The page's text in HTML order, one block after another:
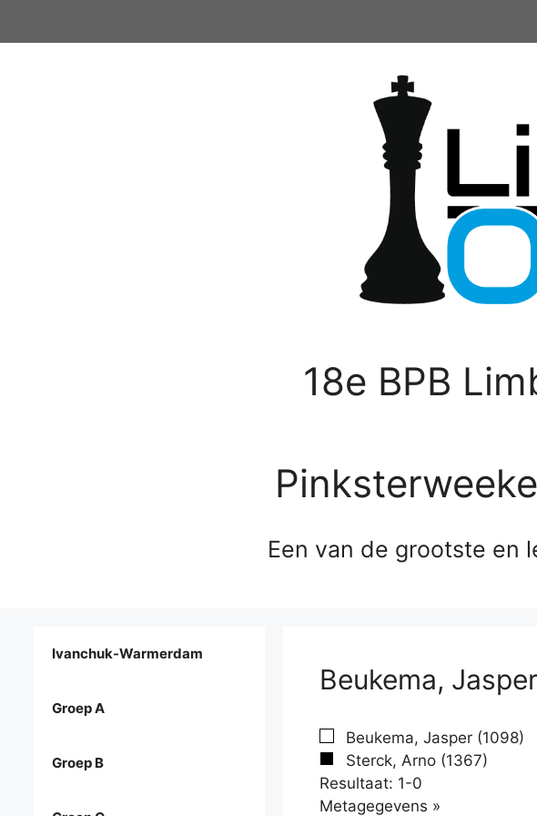
18e BPB
Een van de grootste en
Beukema,
Beukema, Jasper (1098)
Sterck, Arno (1367)
Resultaat: 1-0
Metagegevens »
Ivanchuk-Warmerdam
Groep A
Groep B